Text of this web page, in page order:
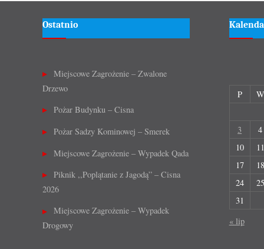
Ostatnio
Miejscowe Zagrożenie – Zwalone
Drzewo
Pożar Budynku – Cisna
Pożar Sadzy Kominowej – Smerek
Miejscowe Zagrożenie – Wypadek Qada
Piknik ,,Poplątanie z Jagodą” – Cisna
2026
Miejscowe Zagrożenie – Wypadek
Drogowy
P
W
3
4
10
11
17
18
24
25
31
« lip